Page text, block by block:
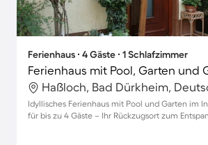
Ferienhaus ∙ 4 Gäste ∙ 1 Schlafzimmer
Ferienhaus mit Pool, Garten und
Haßloch, Bad Dürkheim,
Idyllisches Ferienhaus mit Pool und Garten im
für bis zu 4 Gäste – Ihr Rückzugsort zum